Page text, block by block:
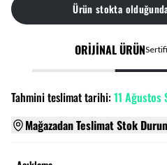
Ürün stokta
ORİJİNAL ÜRÜN
Tahmini teslimat tarihi:11 Ağustos
Mağazadan Teslimat Stok